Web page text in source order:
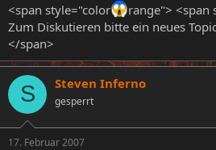
<span style="color
range"> <span
Zum Diskutieren bitte ein neues
</span>
S Steven Inferno
gesperrt
17. Februar 2007